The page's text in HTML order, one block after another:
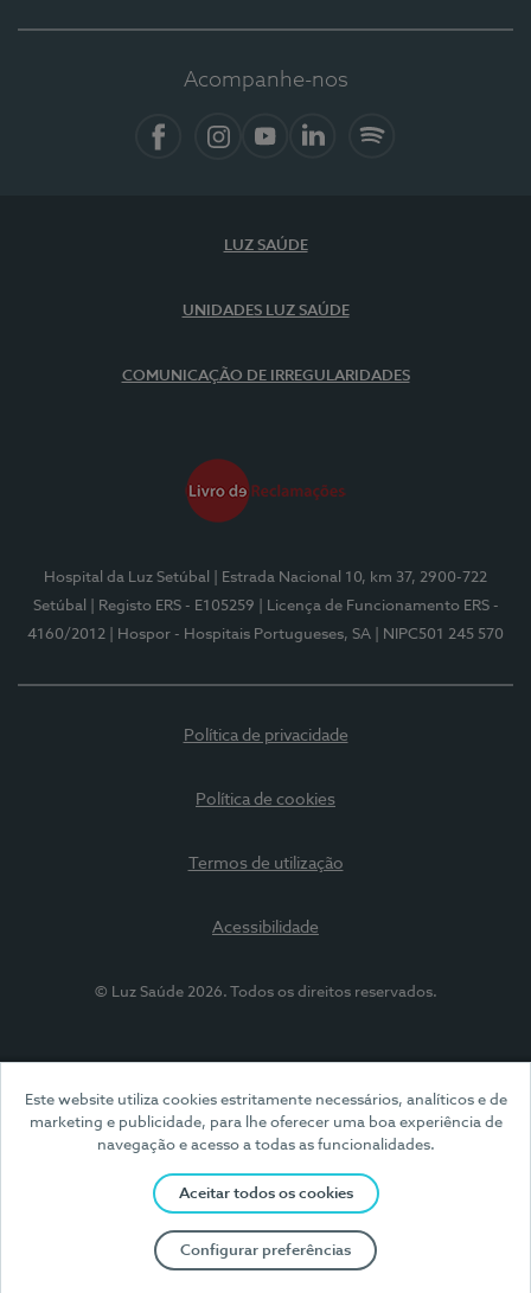
Este website utiliza cookies estritamente necessários, analíticos e de
marketing e publicidade, para lhe oferecer uma boa experiência de
navegação e acesso a todas as funcionalidades.
Aceitar todos os cookies
Configurar preferências
Acompanhe-nos
LUZ SAÚDE
UNIDADES LUZ SAÚDE
COMUNICAÇÃO DE IRREGULARIDADES
Hospital da Luz Setúbal
| Estrada Nacional 10, km 37, 2900-722
Setúbal
| Registo ERS - E105259
| Licença de Funcionamento ERS -
4160/2012
| Hospor - Hospitais Portugueses, SA | NIPC501 245 570
Política de privacidade
Política de cookies
Termos de utilização
Acessibilidade
© Luz Saúde 2026. Todos os direitos reservados.